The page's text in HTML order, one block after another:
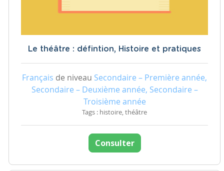
Le théâtre : défintion, Histoire et pratiques
Français de niveau Secondaire – Première année,
Secondaire – Deuxième année, Secondaire –
Troisième année
Tags : histoire, théâtre
Consulter